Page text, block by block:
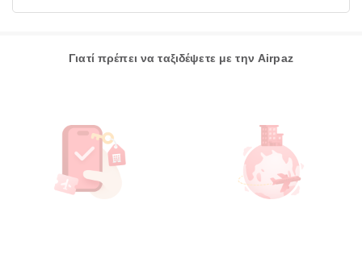
Γιατί πρέπει να ταξιδέψετε με την Airpaz